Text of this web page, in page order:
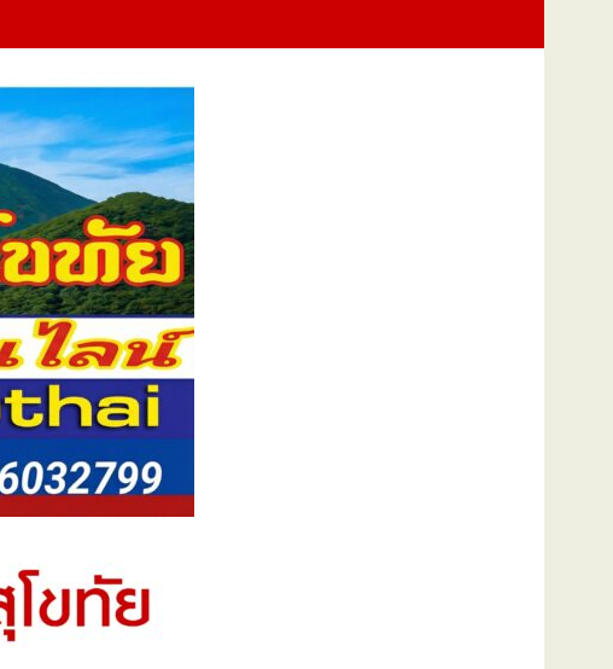
เรืองเมืองสองแคว 69" มุ่งประโยชน์เกษตรกร ดึงนวัตกรรม-จับคู่ธุรกิจดันสินค้าเ